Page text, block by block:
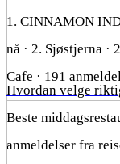
Hvordan velge
1. CINNAMON
nå · 2. Sjøstjerna ·
Cafe · 191
Beste
anmeldelser fra